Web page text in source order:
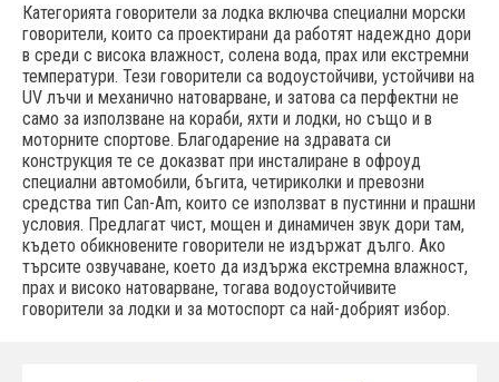
Категорията говорители за лодка включва специални морски
говорители, които са проектирани да работят надеждно дори
в среди с висока влажност, солена вода, прах или екстремни
температури. Тези говорители са водоустойчиви, устойчиви на
UV лъчи и механично натоварване, и затова са перфектни не
само за използване на кораби, яхти и лодки, но също и в
моторните спортове. Благодарение на здравата си
конструкция те се доказват при инсталиране в офроуд
специални автомобили, бъгита, четириколки и превозни
средства тип Can-Am, които се използват в пустинни и прашни
условия. Предлагат чист, мощен и динамичен звук дори там,
където обикновените говорители не издържат дълго. Ако
търсите озвучаване, което да издържа екстремна влажност,
прах и високо натоварване, тогава водоустойчивите
говорители за лодки и за мотоспорт са най-добрият избор.